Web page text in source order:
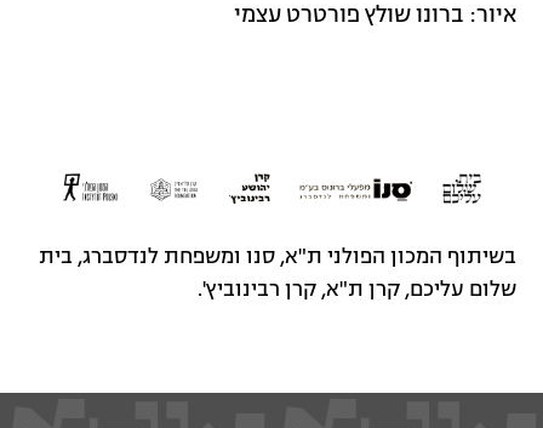
איור: ברונו שולץ פורטרט עצמי
בשיתוף המכון הפולני ת"א, סנו ומשפחת לנדסברג, בית
שלום עליכם, קרן ת"א, קרן רבינוביץ'.